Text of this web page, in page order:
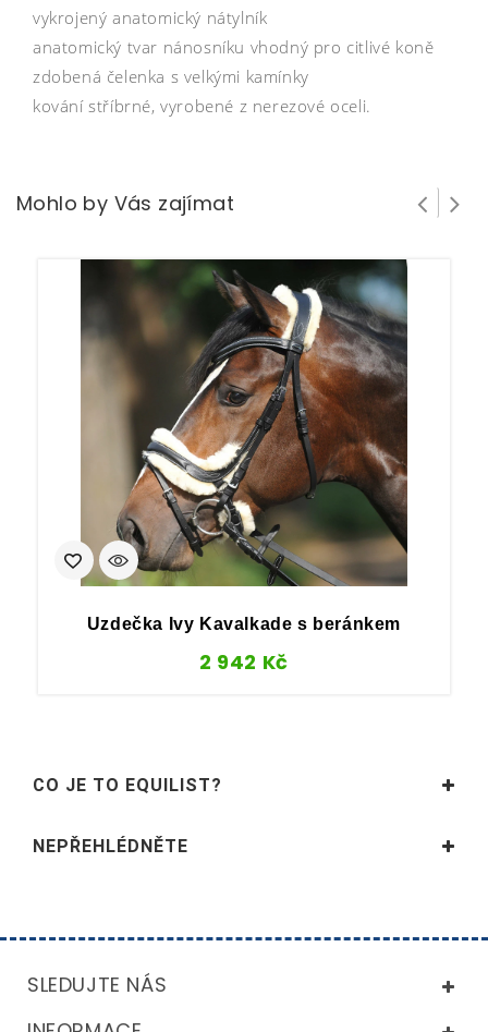
vykrojený anatomický nátylník
anatomický tvar nánosníku vhodný pro citlivé koně
zdobená čelenka s velkými kamínky
kování stříbrné, vyrobené z nerezové oceli.
Mohlo by Vás zajímat
Uzdečka Ivy Kavalkade s beránkem
2 942 Kč
CO JE TO EQUILIST?
NEPŘEHLÉDNĚTE
SLEDUJTE NÁS